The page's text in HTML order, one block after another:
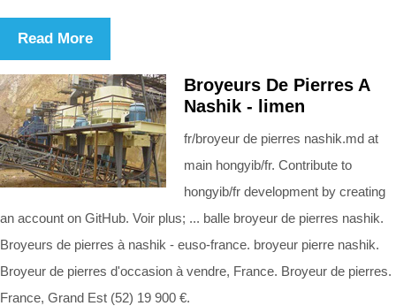
Read More
Broyeurs De Pierres A
Nashik - limen
fr/broyeur de pierres nashik.md at
main hongyib/fr. Contribute to
hongyib/fr development by creating
an account on GitHub. Voir plus; ... balle broyeur de pierres nashik.
Broyeurs de pierres à nashik - euso-france. broyeur pierre nashik.
Broyeur de pierres d'occasion à vendre, France. Broyeur de pierres.
France, Grand Est (52) 19 900 €.